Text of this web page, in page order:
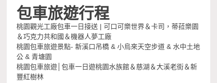
包車旅遊行程
桃園觀光工廠包車一日接送 | 可口可樂世界＆卡司，蒂菈樂園
＆巧克力共和國＆機器人夢工廠
桃園包車旅遊景點- 新溪口吊橋 & 小烏來天空步道 & 水中土地
公 & 青塘園
桃園包車旅遊│包車一日遊桃園水族館＆慈湖＆大溪老街＆新
豐紅樹林